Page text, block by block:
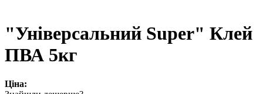
"Універсальний Super" Клей
ПВА 5кг
Ціна: